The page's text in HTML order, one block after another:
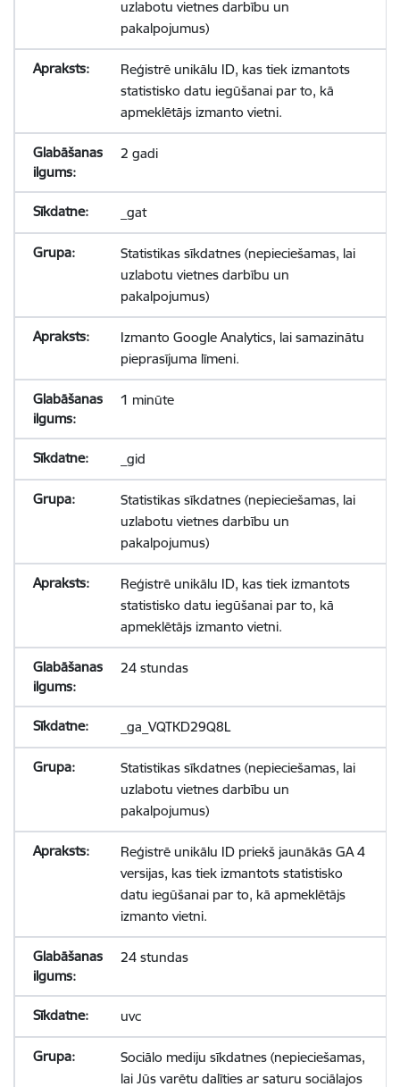
uzlabotu vietnes darbību un
pakalpojumus)
Reģistrē unikālu ID, kas tiek izmantots
statistisko datu iegūšanai par to, kā
apmeklētājs izmanto vietni.
2 gadi
_gat
Statistikas sīkdatnes (nepieciešamas, lai
uzlabotu vietnes darbību un
pakalpojumus)
Izmanto Google Analytics, lai samazinātu
pieprasījuma līmeni.
1 minūte
_gid
Statistikas sīkdatnes (nepieciešamas, lai
uzlabotu vietnes darbību un
pakalpojumus)
Reģistrē unikālu ID, kas tiek izmantots
statistisko datu iegūšanai par to, kā
apmeklētājs izmanto vietni.
24 stundas
_ga_VQTKD29Q8L
Statistikas sīkdatnes (nepieciešamas, lai
uzlabotu vietnes darbību un
pakalpojumus)
Reģistrē unikālu ID priekš jaunākās GA 4
versijas, kas tiek izmantots statistisko
datu iegūšanai par to, kā apmeklētājs
izmanto vietni.
24 stundas
uvc
Sociālo mediju sīkdatnes (nepieciešamas,
lai Jūs varētu dalīties ar saturu sociālajos